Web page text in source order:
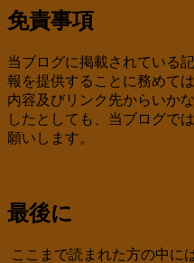
免責事項
当ブログに掲載されている
報を提供することに務めて
内容及びリンク先からいか
したとしても、当ブログで
願いします。
最後に
ここまで読まれた方の中に